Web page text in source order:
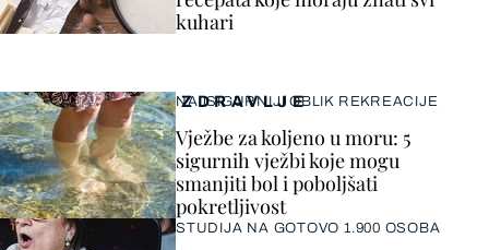
ZDRAVLJE
NAJSIGURNIJI OBLIK REKREACIJE
Vježbe za koljeno u moru: 5
sigurnih vježbi koje mogu
smanjiti bol i poboljšati
pokretljivost
STUDIJA NA GOTOVO 1.900 OSOBA
kuhari